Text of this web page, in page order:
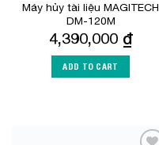
Máy hủy tài liệu MAGITECH
DM-120M
4,390,000 ₫
ADD TO CART